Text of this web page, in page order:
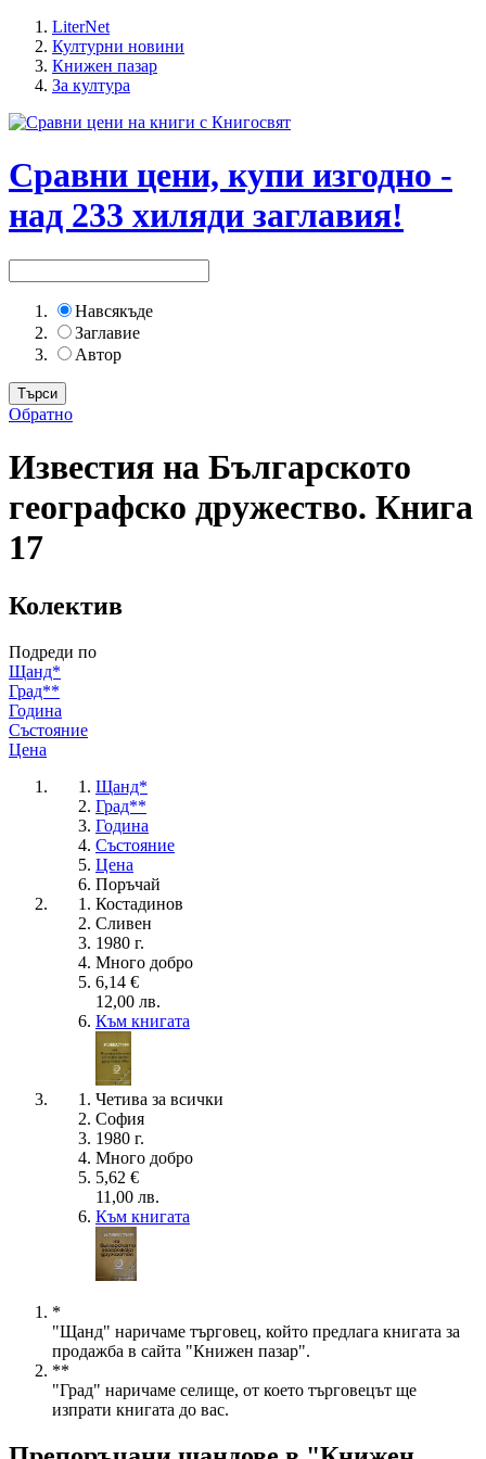
LiterNet
Културни новини
Книжен пазар
За култура
Сравни цени, купи изгодно -
над 233 хиляди заглавия!
Навсякъде
Заглавие
Автор
Обратно
Известия на Българското
географско дружество. Книга
17
Колектив
Подреди по
Щанд*
Град**
Година
Състояние
Цена
Щанд*
Град**
Година
Състояние
Цена
Поръчай
Костадинов
Сливен
1980 г.
Много добро
6,14 €
12,00 лв.
Към книгата
Четива за всички
София
1980 г.
Много добро
5,62 €
11,00 лв.
Към книгата
*
"Щанд" наричаме търговец, който предлага книгата за
продажба в сайта "Книжен пазар".
**
"Град" наричаме селище, от което търговецът ще
изпрати книгата до вас.